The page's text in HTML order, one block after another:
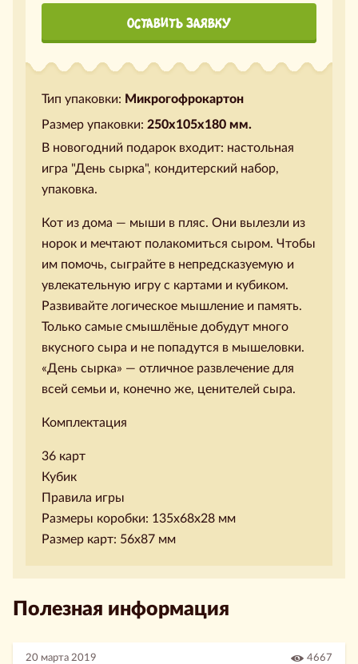
ОСТАВИТЬ ЗАЯВКУ
Тип упаковки: Микрогофрокартон
Размер упаковки: 250х105х180 мм.
В новогодний подарок входит: настольная
игра "День сырка", кондитерский набор,
упаковка.
Кот из дома — мыши в пляс. Они вылезли из
норок и мечтают полакомиться сыром. Чтобы
им помочь, сыграйте в непредсказуемую и
увлекательную игру с картами и кубиком.
Развивайте логическое мышление и память.
Только самые смышлёные добудут много
вкусного сыра и не попадутся в мышеловки.
«День сырка» — отличное развлечение для
всей семьи и, конечно же, ценителей сыра.
Комплектация
36 карт
Кубик
Правила игры
Размеры коробки: 135х68х28 мм
Размер карт: 56х87 мм
Полезная информация
20 марта 2019 4667